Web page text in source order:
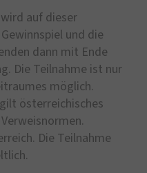
auf dieser
und die
dann mit Ende
Die Teilnahme ist nur
möglich.
österreichisches
Die Teilnahme